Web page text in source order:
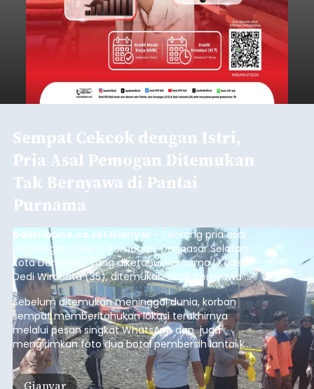
Baca Selengkapnya
Sambut HUT RI, Rutan Bangli
Gratis
balitribune.co.id I Bangli -Serangkian
memperingati hari ulang tahun Kemerdekaan
Republik Indonesia ( HUT RI) ke-81, Rumah
Tahanan Negara Kelas II B Bangli menggelar
(6/8/2026).
Bangli
Submitted bycontributoronThu, 08/06/2026 - 20:56
Baca Selengkapnya
Iklan